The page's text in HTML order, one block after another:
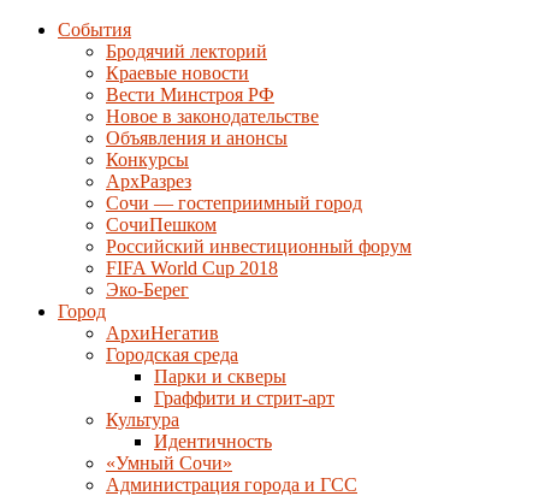
События
Бродячий лекторий
Краевые новости
Вести Минстроя РФ
Новое в законодательстве
Объявления и анонсы
Конкурсы
АрхРазрез
Сочи — гостеприимный город
СочиПешком
Российский инвестиционный форум
FIFA World Cup 2018
Эко-Берег
Город
АрхиНегатив
Городская среда
Парки и скверы
Граффити и стрит-арт
Культура
Идентичность
«Умный Сочи»
Администрация города и ГСС